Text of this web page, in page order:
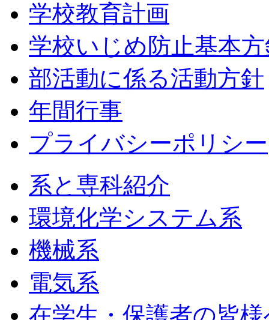
学校教育計画
学校いじめ防止基本
部活動に係る活動方針
年間行事
プライバシーポリシー
系と専科紹介
環境化学システム系
機械系
電気系